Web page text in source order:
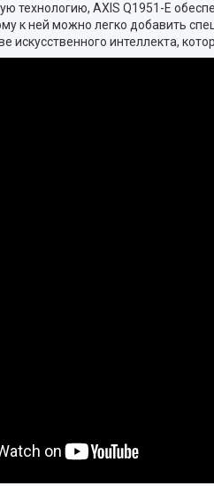
технологию, AXIS Q1951-E
к ней можно легко добавить
искусственного интеллекта,